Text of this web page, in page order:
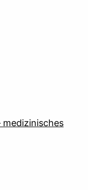
medizinisches